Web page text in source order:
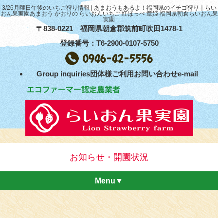
3/26月曜日午後のいちご狩り情報 | あまおうもあるよ！福岡県のイチゴ狩り｜らい
おん果実園あまおう かおりの らいおんいちご 紅ほっぺ 章姫 福岡県朝倉らいおん果
実園
〒838-0221 福岡県朝倉郡筑前町吹田1478-1
登録番号：T6-2900-0107-5750
Group inquiries団体様ご利用お問い合わせe-mail
お知らせ・開園状況
Menu▼